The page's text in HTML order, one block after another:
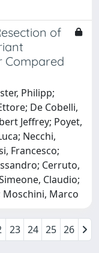
of
Compared
Philipp;
De Cobelli,
Jeffrey; Poyet,
Necchi,
Francesco;
Cerruto,
Claudio;
Marco
23 24 25 26